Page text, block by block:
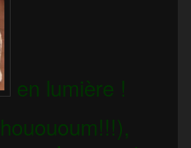
en lumière !